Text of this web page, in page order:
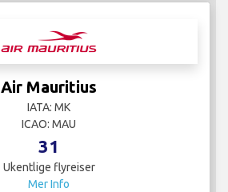
Air Mauritius
IATA: MK
ICAO: MAU
31
Ukentlige flyreiser
Mer Info